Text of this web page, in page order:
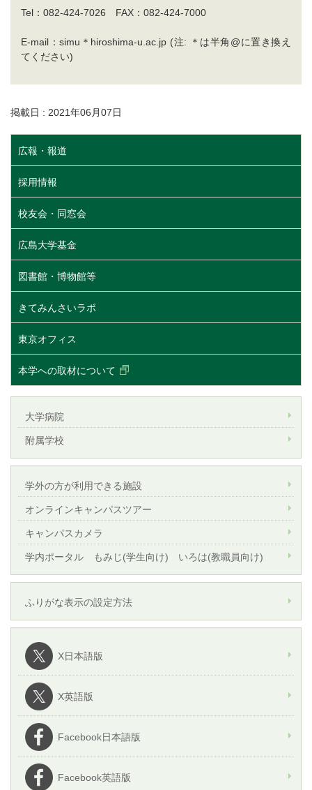
Tel：082-424-7026 FAX：082-424-7000
E-mail：simu＊hiroshima-u.ac.jp (注: ＊は半角@に置き換え
てください)
掲載日 : 2021年06月07日
広報・報道
採用情報
校友会・同窓会
広島大学基金
図書館・博物館等
きてみんさいラボ
東京オフィス
本学への取材について
大学病院
附属学校
学外の方が利用できる施設
オンラインキャンパスツアー
キャンパスカメラ
学内ポータル もみじ(学生向け) いろは(教職員向け)
ふりがな表示の設定方法
X日本語版
X英語版
Facebook日本語版
Facebook英語版